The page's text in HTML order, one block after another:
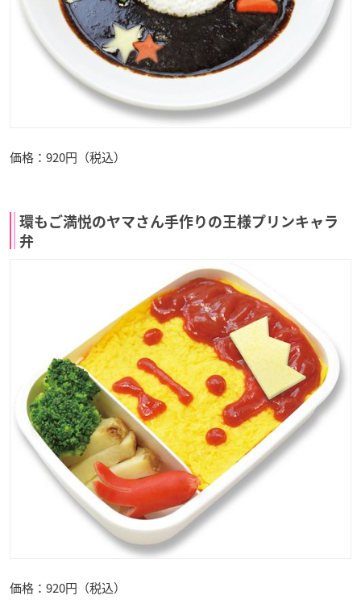
価格：920円（税込）
環もご満悦のヤマさん手作りの王様プリンキャラ
弁
価格：920円（税込）